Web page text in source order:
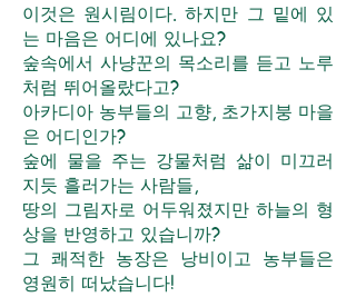
이것은 원시림이다. 하지만 그 밑에 있
는 마음은 어디에 있나요?
숲속에서 사냥꾼의 목소리를 듣고 노루
처럼 뛰어올랐다고?
아카디아 농부들의 고향, 초가지붕 마을
은 어디인가?
숲에 물을 주는 강물처럼 삶이 미끄러
지듯 흘러가는 사람들,
땅의 그림자로 어두워졌지만 하늘의 형
상을 반영하고 있습니까?
그 쾌적한 농장은 낭비이고 농부들은
영원히 떠났습니다!